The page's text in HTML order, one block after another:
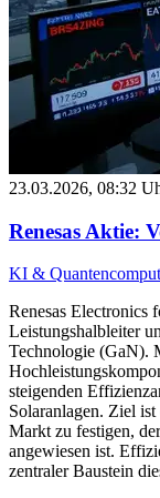
23.03.2026, 08:32
Renesas Aktie:
KI &
Renesas Electronics
Leistungshalbleiter
Technologie (GaN).
steigenden
Solaranlagen. Ziel
Markt zu festigen,
angewiesen ist.
zentraler Baustein